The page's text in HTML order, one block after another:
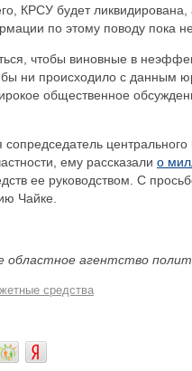
КРСУ будет
по этому поводу пока
чтобы виновные в
бы ни происходило с
общественное
сопредседатель
ему рассказали о
ее руководством. С
Чайке.
агентство
средства